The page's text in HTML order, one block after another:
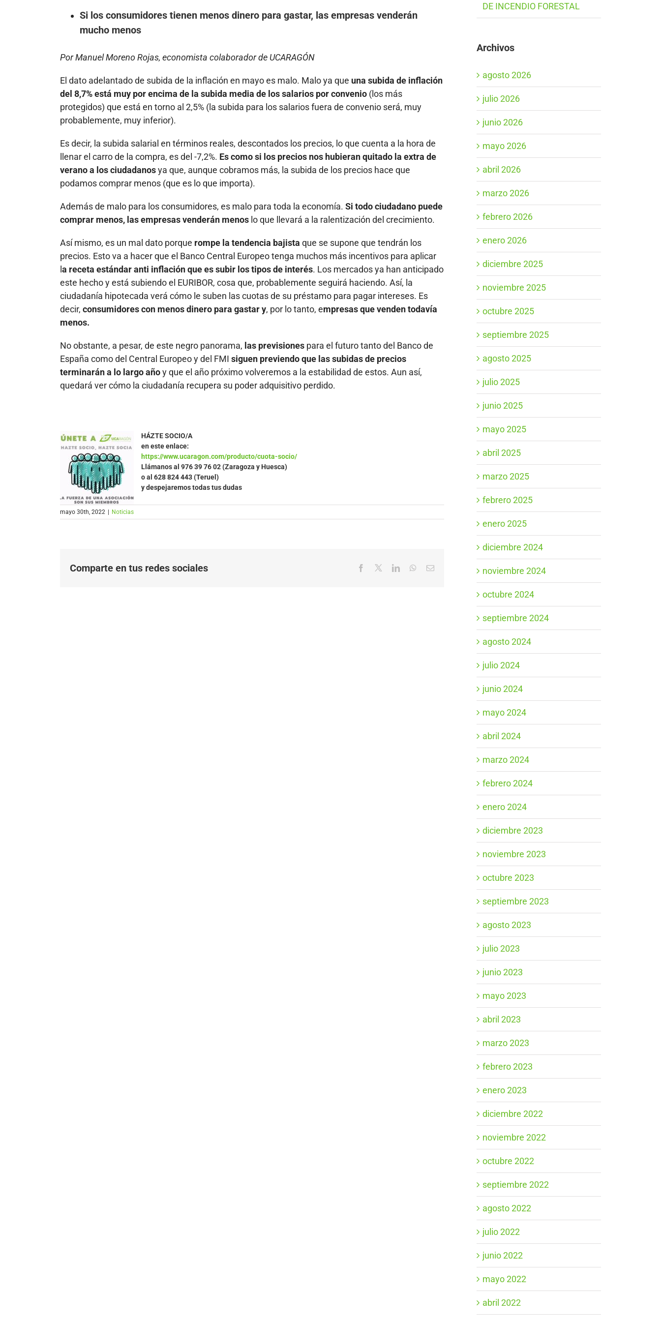
Si los consumidores tienen menos dinero para gastar, las empresas venderán
mucho menos
Por Manuel Moreno Rojas, economista colaborador de UCARAGÓN
El dato adelantado de subida de la inflación en mayo es malo. Malo ya que una subida de inflación
del 8,7% está muy por encima de la subida media de los salarios por convenio (los más
protegidos) que está en torno al 2,5% (la subida para los salarios fuera de convenio será, muy
probablemente, muy inferior).
Es decir, la subida salarial en términos reales, descontados los precios, lo que cuenta a la hora de
llenar el carro de la compra, es del -7,2%. Es como si los precios nos hubieran quitado la extra de
verano a los ciudadanosya que, aunque cobramos más, la subida de los precios hace que
podamos comprar menos (que es lo que importa).
Además de malo para los consumidores, es malo para toda la economía. Si todo ciudadano puede
comprar menos, las empresas venderán menos lo que llevará a la ralentización del crecimiento.
Así mismo, es un mal dato porque rompe la tendencia bajista que se supone que tendrán los
precios. Esto va a hacer que el Banco Central Europeo tenga muchos más incentivos para aplicar
la receta estándar anti inflación que es subir los tipos de interés. Los mercados ya han anticipado
este hecho y está subiendo el EURIBOR, cosa que, probablemente seguirá haciendo. Así, la
ciudadanía hipotecada verá cómo le suben las cuotas de su préstamo para pagar intereses. Es
decir, consumidores con menos dinero para gastary, por lo tanto, empresas que venden todavía
menos.
No obstante, a pesar, de este negro panorama, las previsiones para el futuro tanto del Banco de
España como del Central Europeo y del FMI siguen previendo que las subidas de precios
terminarán a lo largo añoy que el año próximo volveremos a la estabilidad de estos. Aun así,
quedará ver cómo la ciudadanía recupera su poder adquisitivo perdido.
HÁZTE SOCIO/A
en este enlace:
https://www.ucaragon.com/producto/cuota-socio/
Llámanos al 976 39 76 02 (Zaragoza y Huesca)
o al 628 824 443 (Teruel)
y despejaremos todas tus dudas
mayo 30th, 2022 Noticias
Comparte en tus redes sociales Facebook LinkedInWhatsApp
Correo
DE INCENDIO FORESTAL
Archivos
agosto 2026
julio 2026
junio 2026
mayo 2026
abril 2026
marzo 2026
febrero 2026
enero 2026
diciembre 2025
noviembre 2025
octubre 2025
septiembre 2025
agosto 2025
julio 2025
junio 2025
mayo 2025
abril 2025
marzo 2025
febrero 2025
enero 2025
diciembre 2024
noviembre 2024
octubre 2024
septiembre 2024
agosto 2024
julio 2024
junio 2024
mayo 2024
abril 2024
marzo 2024
febrero 2024
enero 2024
diciembre 2023
noviembre 2023
octubre 2023
septiembre 2023
agosto 2023
julio 2023
junio 2023
mayo 2023
abril 2023
marzo 2023
febrero 2023
enero 2023
diciembre 2022
noviembre 2022
octubre 2022
septiembre 2022
agosto 2022
julio 2022
junio 2022
mayo 2022
abril 2022